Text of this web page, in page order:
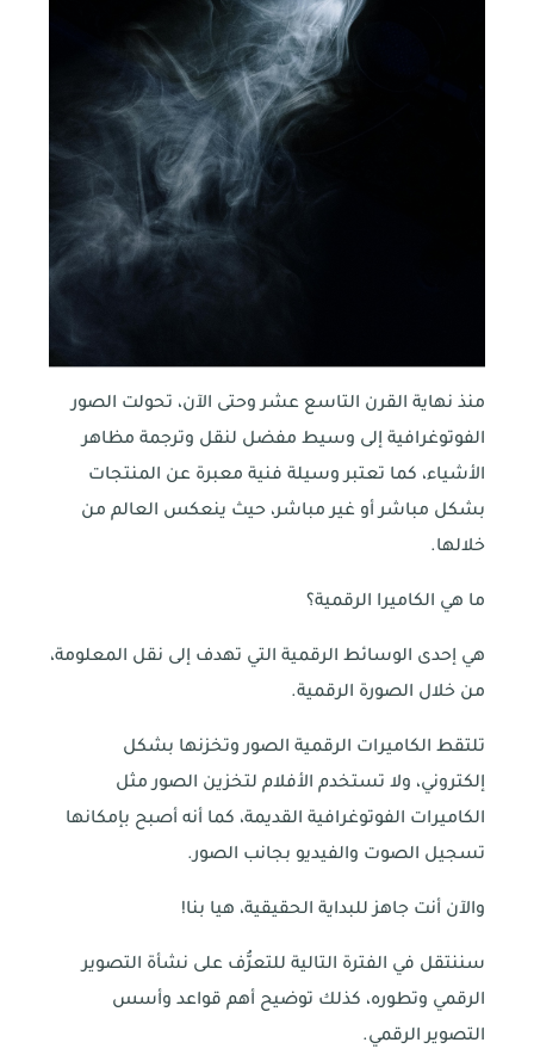
منذ نهاية القرن التاسع عشر وحتى الآن، تحولت الصور
الفوتوغرافية إلى وسيط مفضل لنقل وترجمة مظاهر
الأشياء، كما تعتبر وسيلة فنية معبرة عن المنتجات
بشكل مباشر أو غير مباشر، حيث ينعكس العالم من
خلالها.
ما هي الكاميرا الرقمية؟
هي إحدى الوسائط الرقمية التي تهدف إلى نقل المعلومة،
من خلال الصورة الرقمية.
تلتقط الكاميرات الرقمية الصور وتخزنها بشكل
إلكتروني، ولا تستخدم الأفلام لتخزين الصور مثل
الكاميرات الفوتوغرافية القديمة، كما أنه أصبح بإمكانها
تسجيل الصوت والفيديو بجانب الصور.
والآن أنت جاهز للبداية الحقيقية، هيا بنا!
سننتقل في الفترة التالية للتعرُّف على نشأة التصوير
الرقمي وتطوره، كذلك توضيح أهم قواعد وأسس
التصوير الرقمي.